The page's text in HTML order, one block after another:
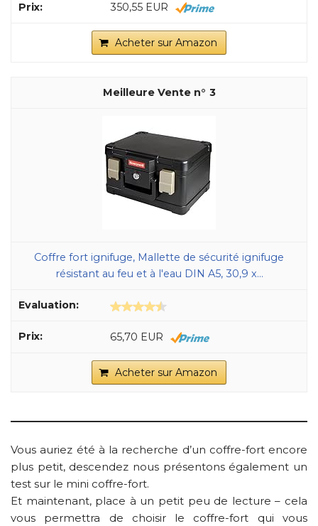
350,55 EUR
Acheter sur Amazon
3
Coffre fort ignifuge, Mallette de sécurité ignifuge
résistant au feu et à l'eau DIN A5, 30,9 x...
65,70 EUR
Acheter sur Amazon
Vous auriez été à la recherche d’un coffre-fort encore
plus petit, descendez nous présentons également un
test sur le mini coffre-fort.
Et maintenant, place à un petit peu de lecture – cela
vous permettra de choisir le coffre-fort qui vous